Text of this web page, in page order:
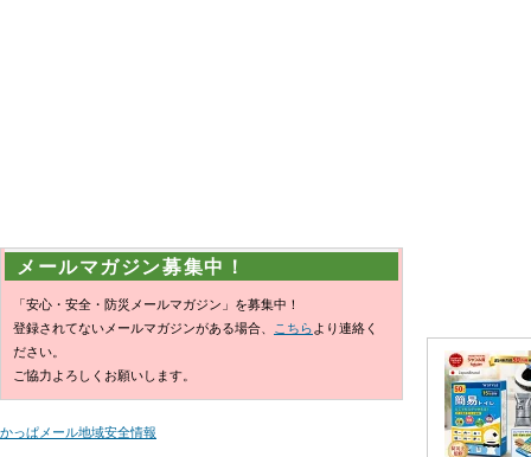
メールマガジン募集中！
「安心・安全・防災メールマガジン」を募集中！
登録されてないメールマガジンがある場合、
こちら より連絡く
ださい。
ご協力よろしくお願いします。
かっぱメール地域安全情報